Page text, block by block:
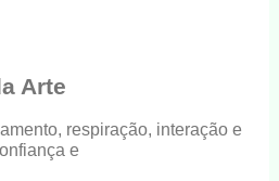
Arte
respiração, interação e
e